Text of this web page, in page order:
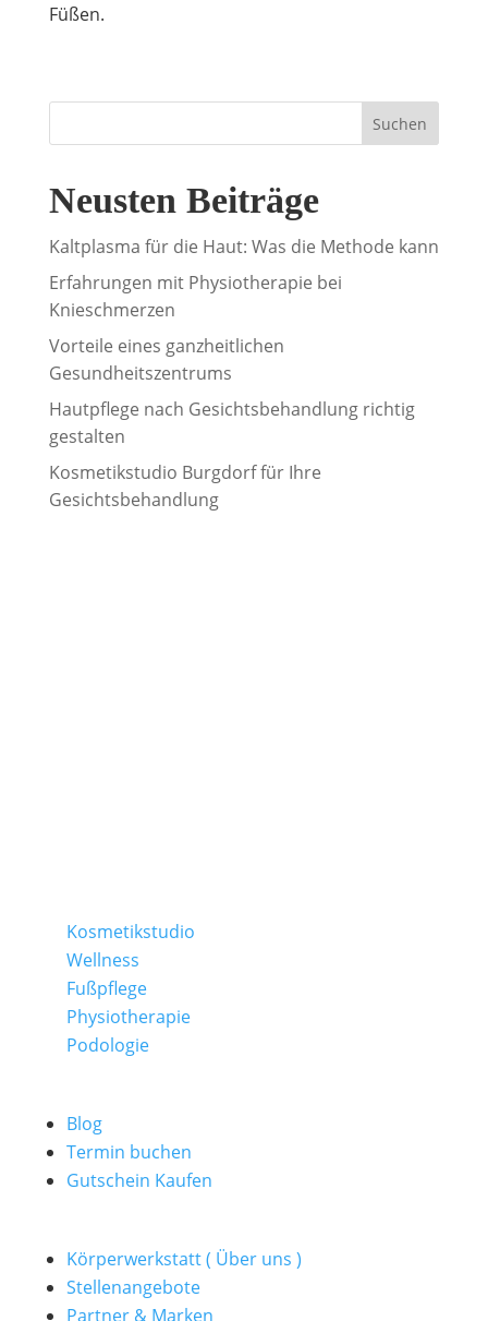
Füßen.
Suchen
Neusten Beiträge
Kaltplasma für die Haut: Was die Methode kann
Erfahrungen mit Physiotherapie bei
Knieschmerzen
Vorteile eines ganzheitlichen
Gesundheitszentrums
Hautpflege nach Gesichtsbehandlung richtig
gestalten
Kosmetikstudio Burgdorf für Ihre
Gesichtsbehandlung
Kosmetikstudio
Wellness
Fußpflege
Physiotherapie
Podologie
Blog
Termin buchen
Gutschein Kaufen
Körperwerkstatt ( Über uns )
Stellenangebote
Partner & Marken